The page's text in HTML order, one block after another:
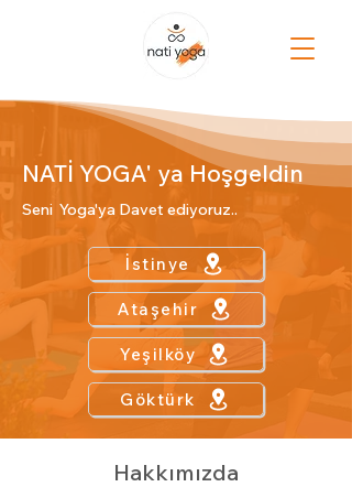
NATİ YOGA' ya Hoşgeldin
Seni Yoga'ya Davet ediyoruz..
İstinye
Ataşehir
Yeşilköy
Göktürk
Hakkımızda